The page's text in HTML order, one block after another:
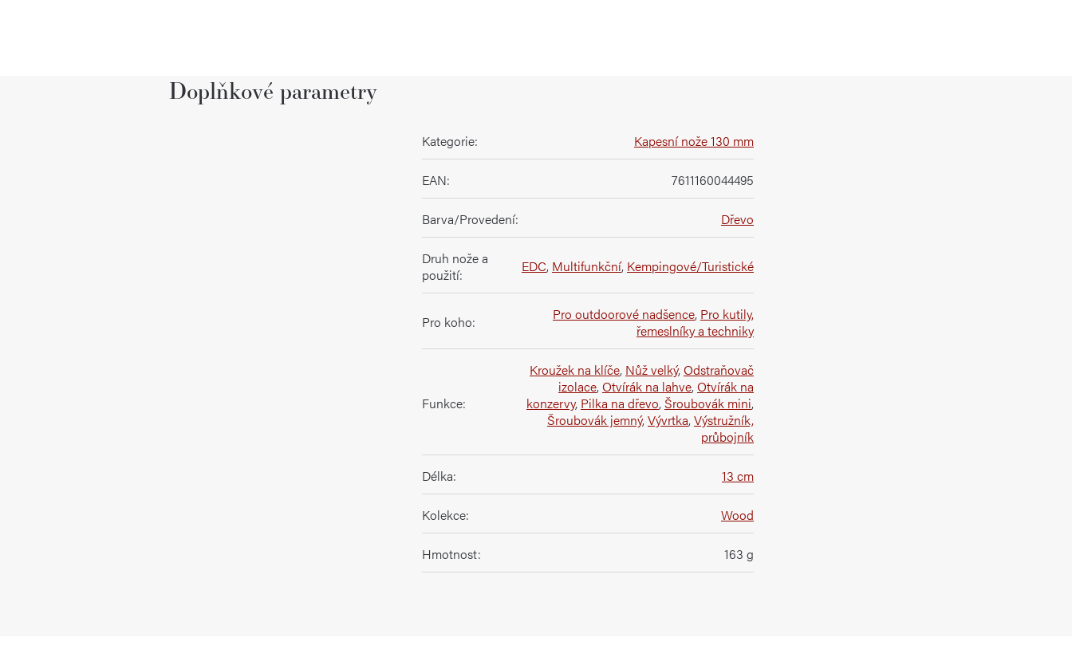
Doplňkové parametry
Kategorie: Kapesní nože 130 mm
EAN: 7611160044495
Barva/Provedení: Dřevo
Druh nože a
použití: EDC, Multifunkční, Kempingové/Turistické
Pro koho: Pro outdoorové nadšence, Pro kutily,
řemeslníky a techniky
Funkce:
Kroužek na klíče, Nůž velký,Odstraňovač
izolace,Otvírák na lahve,Otvírák na
konzervy, Pilka na dřevo, Šroubovák mini,
Šroubovák jemný,Vývrtka,Výstružník,
průbojník
Délka: 13 cm
Kolekce: Wood
Hmotnost: 163 g